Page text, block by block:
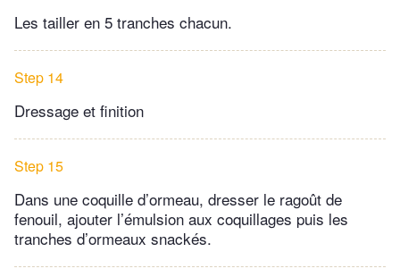
Les tailler en 5 tranches chacun.
Step 14
Dressage et finition
Step 15
Dans une coquille d’ormeau, dresser le ragoût de
fenouil, ajouter l’émulsion aux coquillages puis les
tranches d’ormeaux snackés.